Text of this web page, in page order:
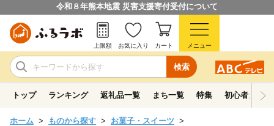
令和８年熊本地震 災害支援寄付受付について
検索
上限額 お気に入り カート メニュー
トップ ランキング 返礼品一覧 まち一覧 特集 初心者ガイド
ホーム ものから探す
お菓子・スイーツ